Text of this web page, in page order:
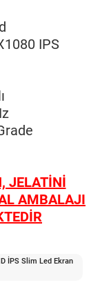
IPS
JELATİNİ
AMBALAJI
İPS Slim Led Ekran